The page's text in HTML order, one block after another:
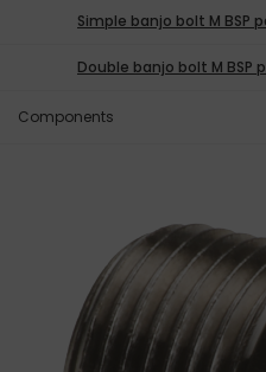
Simple banjo bolt M BSP
Double banjo bolt M BSP
Components